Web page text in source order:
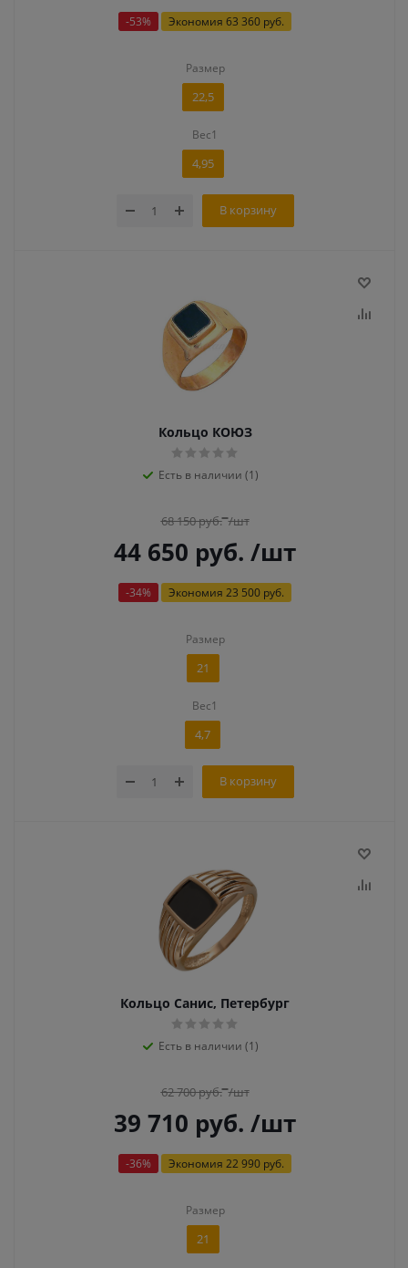
-53% Экономия 63 360 руб.
Размер
22,5
Вес1
4,95
В корзину
Кольцо КОЮЗ
Есть в наличии (1)
68 150руб. /шт
44 650 руб. /шт
-34% Экономия 23 500 руб.
Размер
21
Вес1
4,7
В корзину
Кольцо Санис, Петербург
Есть в наличии (1)
62 700руб. /шт
39 710 руб. /шт
-36% Экономия 22 990 руб.
Размер
21